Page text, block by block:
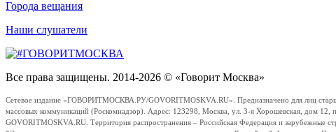
Города вещания
Наши слушатели
Все права защищены. 2014-2026 © «Говорит Москва»
Сетевое издание «ГОВОРИТМОСКВА.РУ/GOVORITMOSKVA.RU». Предназначено для лиц
массовых коммуникаций (Роскомнадзор). Адрес: 123298, Москва, ул. 3-я Хорошевская, дом
GOVORITMOSKVA.RU. Территория распространения – Российская Федерация и зарубежные